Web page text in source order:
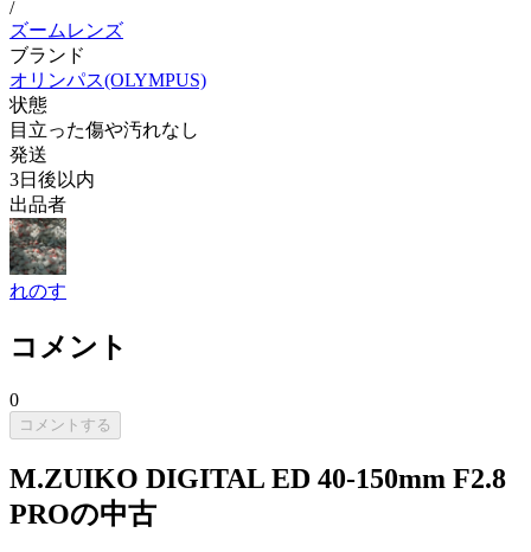
/
ズームレンズ
ブランド
オリンパス(OLYMPUS)
状態
目立った傷や汚れなし
発送
3日後以内
出品者
れのす
コメント
0
コメントする
M.ZUIKO DIGITAL ED 40-150mm F2.8
PROの中古